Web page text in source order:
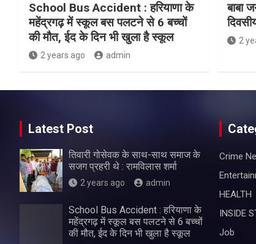
School Bus Accident : हरियाणा के
महेंद्रगढ़ में स्कूल बस पलटने से 6 बच्चों
की मौत, ईद के दिन भी खुला है स्कूल
2 years ago admin
बाबा
2
Latest Post
तिवारी गोसेवक के साथ-साथ समाज के
सजग प्रहरी थे : रामविलास शर्मा
2 years ago admin
School Bus Accident : हरियाणा के
महेंद्रगढ़ में स्कूल बस पलटने से 6 बच्चों
की मौत, ईद के दिन भी खुला है स्कूल
Crime
HEALTH
INSIDE
Job